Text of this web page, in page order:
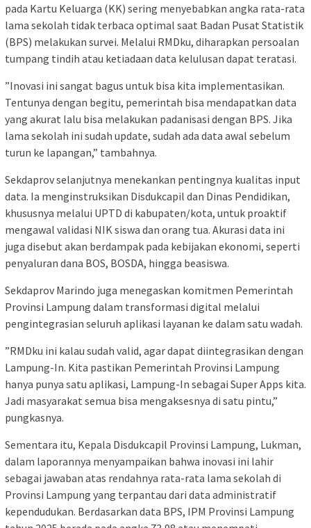
pada Kartu Keluarga (KK) sering menyebabkan angka rata-rata
lama sekolah tidak terbaca optimal saat Badan Pusat Statistik
(BPS) melakukan survei. Melalui RMDku, diharapkan persoalan
tumpang tindih atau ketiadaan data kelulusan dapat teratasi.
​”Inovasi ini sangat bagus untuk bisa kita implementasikan.
Tentunya dengan begitu, pemerintah bisa mendapatkan data
yang akurat lalu bisa melakukan padanisasi dengan BPS. Jika
lama sekolah ini sudah update, sudah ada data awal sebelum
turun ke lapangan,” tambahnya.
​Sekdaprov selanjutnya menekankan pentingnya kualitas input
data. Ia menginstruksikan Disdukcapil dan Dinas Pendidikan,
khususnya melalui UPTD di kabupaten/kota, untuk proaktif
mengawal validasi NIK siswa dan orang tua. Akurasi data ini
juga disebut akan berdampak pada kebijakan ekonomi, seperti
penyaluran dana BOS, BOSDA, hingga beasiswa.
​Sekdaprov Marindo juga menegaskan komitmen Pemerintah
Provinsi Lampung dalam transformasi digital melalui
pengintegrasian seluruh aplikasi layanan ke dalam satu wadah.
​”RMDku ini kalau sudah valid, agar dapat diintegrasikan dengan
Lampung-In. Kita pastikan Pemerintah Provinsi Lampung
hanya punya satu aplikasi, Lampung-In sebagai Super Apps kita.
Jadi masyarakat semua bisa mengaksesnya di satu pintu,”
pungkasnya.
Sementara itu, Kepala Disdukcapil Provinsi Lampung, Lukman,
dalam laporannya menyampaikan bahwa inovasi ini lahir
sebagai jawaban atas rendahnya rata-rata lama sekolah di
Provinsi Lampung yang terpantau dari data administratif
kependudukan. Berdasarkan data BPS, IPM Provinsi Lampung